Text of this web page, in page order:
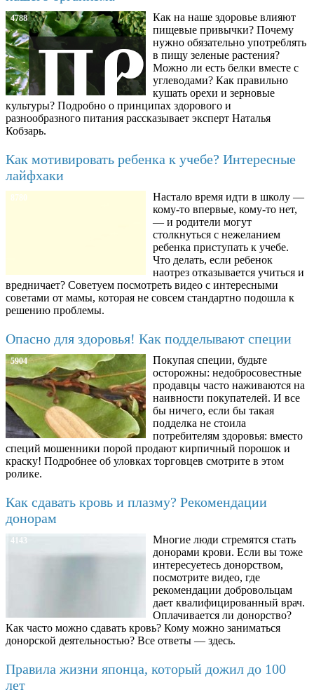
4788
Как на наше здоровье влияют
пищевые привычки? Почему
нужно обязательно употреблять
в пищу зеленые растения?
Можно ли есть белки вместе с
углеводами? Как правильно
кушать орехи и зерновые
культуры? Подробно о принципах здорового и
разнообразного питания рассказывает эксперт Наталья
Кобзарь.
Как мотивировать ребенка к учебе? Интересные
лайфхаки
8780
Настало время идти в школу —
кому-то впервые, кому-то нет,
— и родители могут
столкнуться с нежеланием
ребенка приступать к учебе.
Что делать, если ребенок
наотрез отказывается учиться и
вредничает? Советуем посмотреть видео с интересными
советами от мамы, которая не совсем стандартно подошла к
решению проблемы.
Опасно для здоровья! Как подделывают специи
5904
Покупая специи, будьте
осторожны: недобросовестные
продавцы часто наживаются на
наивности покупателей. И все
бы ничего, если бы такая
подделка не стоила
потребителям здоровья: вместо
специй мошенники порой продают кирпичный порошок и
краску! Подробнее об уловках торговцев смотрите в этом
ролике.
Как сдавать кровь и плазму? Рекомендации
донорам
4143
Многие люди стремятся стать
донорами крови. Если вы тоже
интересуетесь донорством,
посмотрите видео, где
рекомендации добровольцам
дает квалифицированный врач.
Оплачивается ли донорство?
Как часто можно сдавать кровь? Кому можно заниматься
донорской деятельностью? Все ответы — здесь.
Правила жизни японца, который дожил до 100
лет